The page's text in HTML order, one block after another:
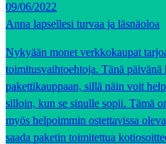
09/06/2022
Anna lapsellesi turvaa ja läsnäoloa
Nykyään monet verkkokaupat
toimitusvaihtoehtoja. Tänä päivänä
pakettikauppaan, sillä näin voit
silloin, kun se sinulle sopii. Tämä
myös helpoimmin ostettavissa
saada paketin toimitettua